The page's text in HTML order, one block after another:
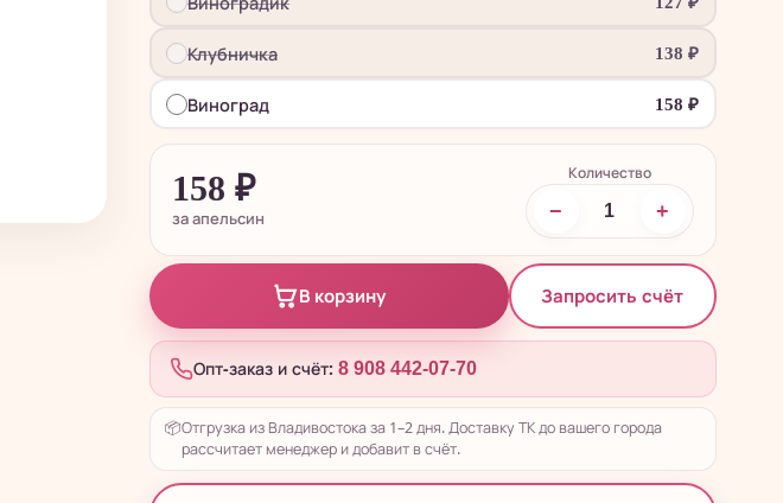
Клубничка 138₽
Виноград 158₽
158 ₽
за апельсин
Количество
− +
В корзину Запросить счёт
Опт-заказ и счёт: 8 908 442-07-70
📦Отгрузка из Владивостока за 1–2 дня. Доставку ТК до вашего города
рассчитает менеджер и добавит в счёт.